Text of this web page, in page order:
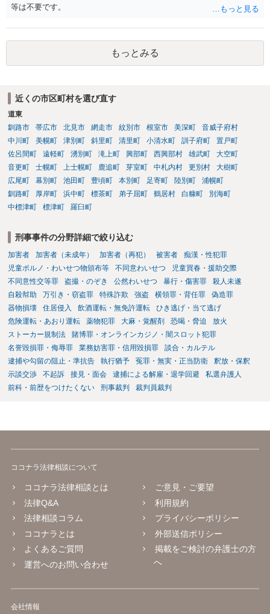
等は不要です。
もっとみる
近くの市区町村を選び直す
道東
釧路市
帯広市 北見市 網走市 紋別市 根室市 美深町
音威子府村
中川町
美幌町 津別町 斜里町 清里町 小清水町 訓子府町
置戸町
佐呂間町
遠軽町 湧別町 滝上町 興部町 西興部村 雄武町
大空町
音更町
士幌町 上士幌町 鹿追町 芽室町 中札内村 更別村
大樹町
広尾町
幕別町 池田町 豊頃町 本別町 足寄町 陸別町
浦幌町
釧路町
厚岸町 浜中町 標茶町 弟子屈町 鶴居村 白糠町
別海町
中標津町
標津町 羅臼町
刑事事件の分野詳細で絞り込む
加害者 加害者（未成年） 加害者（再犯） 被害者
痴漢・性犯罪
児童ポルノ・わいせつ物頒布等
不同意わいせつ
児童買春・援助交際
不同意性交等罪
盗撮・のぞき 公然わいせつ 暴行・傷害罪
殺人未遂
自殺幇助
万引き・窃盗罪 特殊詐欺 強盗 横領罪・背任罪
偽造罪
器物損壊
住居侵入 飲酒運転・無免許運転
ひき逃げ・当て逃げ
危険運転・あおり運転
薬物犯罪 大麻・覚醒剤 恐喝・脅迫
放火
ストーカー規制法
賭博罪・オンラインカジノ・闇スロット犯罪
名誉毀損罪・侮辱罪
業務妨害罪・信用毀損罪
談合・カルテル
逮捕や勾留の阻止・準抗告
執行猶予 冤罪・無実・正当防衛
釈放・保釈
示談交渉
不起訴 接見・面会 逮捕による解雇・退学回避
私選弁護人
前科・前歴をつけたくない
刑事裁判 裁判員裁判
ココナラ法律相談について
ココナラ法律相談とは
法律Q&A
法律相談コラム
ココナラとは
よくあるご質問
運営へのお問い合わせ
ご意見・ご要望
利用規約
プライバシーポリシー
外部送信ポリシー
掲載をご検討の弁護士の方
へ
会社情報